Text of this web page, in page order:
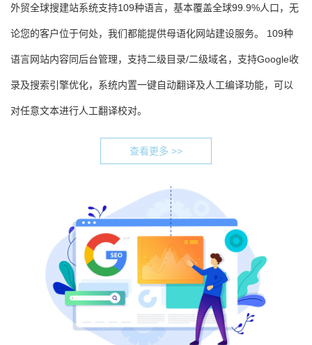
外贸全球搜建站系统支持109种语言，基本覆盖全球99.9%人口，无
论您的客户位于何处，我们都能提供母语化网站建设服务。 109种
语言网站内容同后台管理，支持二级目录/二级域名，支持Google收
录及搜索引擎优化，系统内置一键自动翻译及人工编译功能，可以
对任意文本进行人工翻译校对。
查看更多 >>